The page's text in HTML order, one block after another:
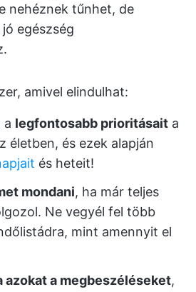
nehéznek tűnhet, de
egészség
amivel elindulhat:
a legfontosabb prioritásait a
életben, és ezek alapján
és heteit!
mondani, ha már teljes
Ne vegyél fel több
mint amennyit el
azokat a megbeszéléseket,